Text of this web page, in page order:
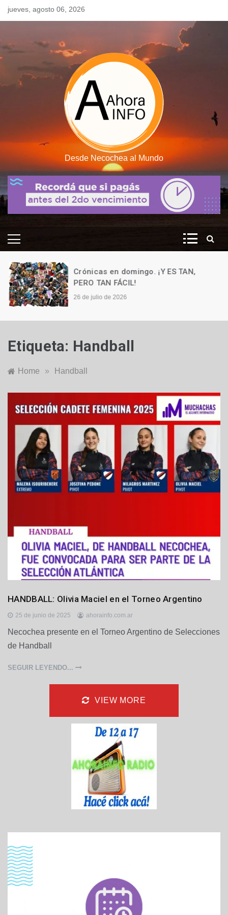
Skipjueves, agosto 06, 2026
Desde Necochea al Mundo
Crónicas en domingo. ¡Y ES TAN,
PERO TAN FÁCIL!
26 de julio de 2026
Etiqueta: Handball
Home » Handball
D
p
r
t
s
HANDBALL: Olivia Maciel en el Torneo Argentino
25 de junio de 2025 ahorainfo.com.ar
Necochea presente en el Torneo Argentino de Selecciones
de Handball
SEGUIR LEYENDO...
VIEW MORE